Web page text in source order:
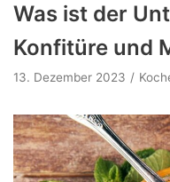
Was ist der
Konfitüre und
13. Dezember 2023